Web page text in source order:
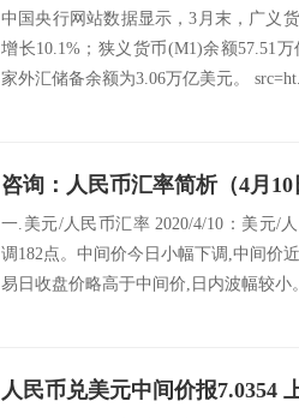
中国央行网站数据显示，3月末，广义
增长10.1%；狭义货币(M1)余额57.51
家外汇储备余额为3.06万亿美元。
咨询：人民币汇率简析（4月10
一.美元/人民币汇率 2020/4/10：美元/
调182点。中间价今日小幅下调,中间价
易日收盘价略高于中间价,日内波幅较小
人民币兑美元中间价报7.0354